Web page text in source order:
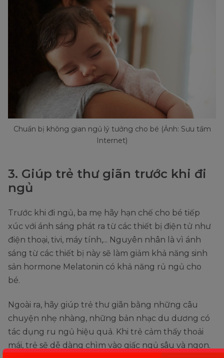
Chuẩn bị không gian ngủ lý tưởng cho bé (Ảnh: Sưu tầm
Internet)
3. Giúp trẻ thư giãn trước khi đi
ngủ
Trước khi đi ngủ, ba mẹ hãy hạn chế cho bé tiếp
xúc với ánh sáng phát ra từ các thiết bị điện tử như
điện thoại, tivi, máy tính,... Nguyên nhân là vì ánh
sáng từ các thiết bị này sẽ làm giảm khả năng sinh
sản hormone Melatonin có khả năng rủ ngủ cho
bé.
Ngoài ra, hãy giúp trẻ thư giãn bằng những câu
chuyện nhẹ nhàng, những bản nhạc du dương có
tác dụng ru ngủ hiệu quả. Khi trẻ cảm thấy thoải
mái, trẻ sẽ dễ dàng chìm vào giấc ngủ sâu và ngon.